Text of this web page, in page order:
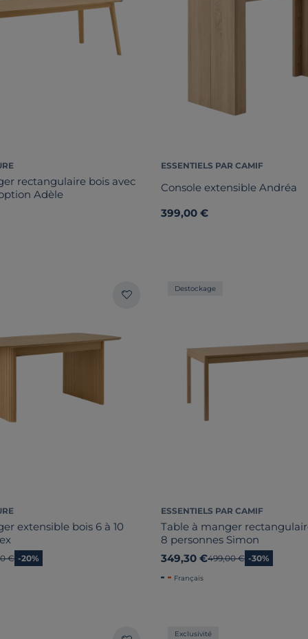
rectangulaire bois avec
Adèle
ESSENTIELS PAR CAMIF
Console extensible Andréa
399,00 €
extensible bois 6 à 10
prix
€ -20%
Destockage
ESSENTIELS PAR CAMIF
Table à manger
8 personnes Simon
349,30 €Ancien prix
499,00 € -30%
Français
Exclusivité